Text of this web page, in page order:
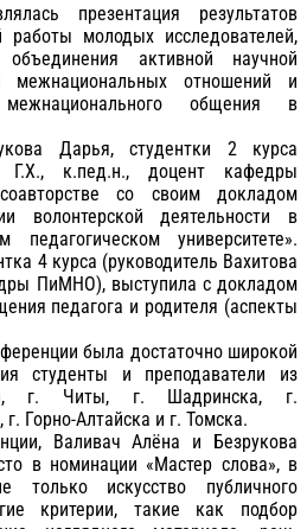
презентация результатов
работы молодых исследователей,
активной научной
отношений и
общения в
Дарья, студентки 2 курса
Г.Х., к.пед.н., доцент кафедры
со своим докладом
волонтерской деятельности в
педагогическом университете».
4 курса (руководитель Вахитова
ПиМНО), выступила с докладом
педагога и родителя (аспекты
была достаточно широкой
студенты и преподаватели из
г. Читы, г. Шадринска, г.
Горно-Алтайска и г. Томска.
Валивач Алёна и Безрукова
в номинации «Мастер слова», в
только искусство публичного
критерии, такие как подбор